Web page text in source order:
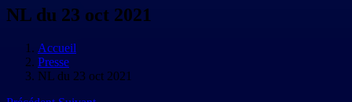
NL du 23 oct 2021
Accueil
Presse
NL du 23 oct 2021